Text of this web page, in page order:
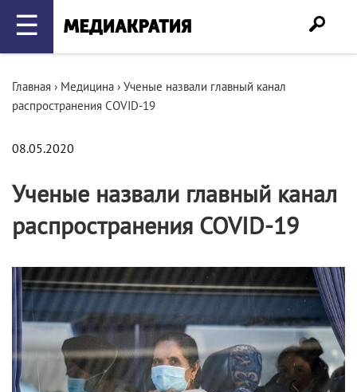
☰
Главная › Медицина › Ученые назвали главный канал
распространения COVID-19
08.05.2020
Ученые назвали главный канал
распространения COVID-19